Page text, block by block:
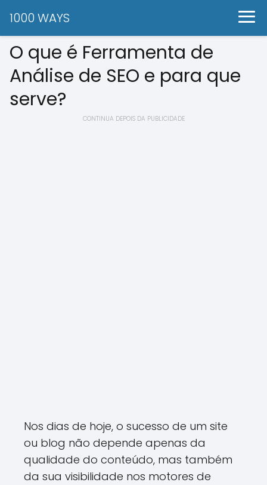
1000 WAYS
O que é Ferramenta de
Análise de SEO e para que
serve?
CONTINUA DEPOIS DA PUBLICIDADE
Nos dias de hoje, o sucesso de um site
ou blog não depende apenas da
qualidade do conteúdo, mas também
da sua visibilidade nos motores de